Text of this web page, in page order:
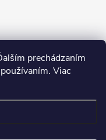
prechádzaním
Viac